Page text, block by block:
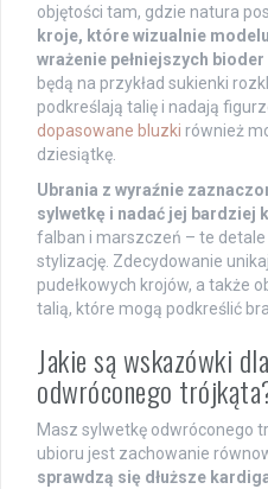
objętości tam, gdzie natura
kroje, które wizualnie
wrażenie pełniejszych
będą na przykład sukienki
podkreślają talię i nadają
dopasowane bluzki również
dziesiątkę.
Ubrania z wyraźnie
sylwetkę i nadać jej bardziej
falban i marszczeń – te
stylizację. Zdecydowanie
pudełkowych krojów, a także
talią, które mogą podkreślić
Jakie są wskazówki
odwróconego
Masz sylwetkę odwróconego
ubioru jest zachowanie
sprawdzą się dłuższe